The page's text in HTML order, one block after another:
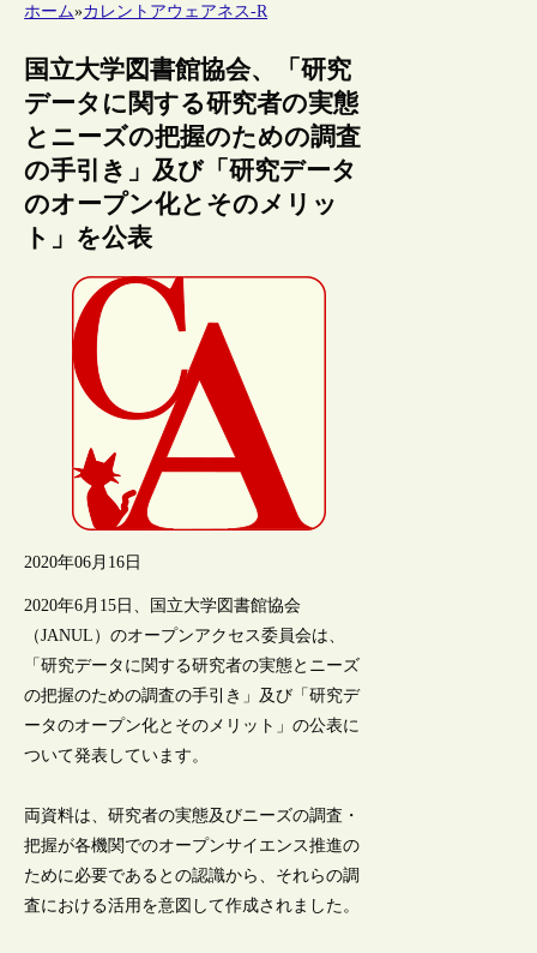
ホーム»カレントアウェアネス-R
国立大学図書館協会、「研究
データに関する研究者の実態
とニーズの把握のための調査
の手引き」及び「研究データ
のオープン化とそのメリッ
ト」を公表
2020年06月16日
2020年6月15日、国立大学図書館協会
（JANUL）のオープンアクセス委員会は、
「研究データに関する研究者の実態とニーズ
の把握のための調査の手引き」及び「研究デ
ータのオープン化とそのメリット」の公表に
ついて発表しています。
両資料は、研究者の実態及びニーズの調査・
把握が各機関でのオープンサイエンス推進の
ために必要であるとの認識から、それらの調
査における活用を意図して作成されました。